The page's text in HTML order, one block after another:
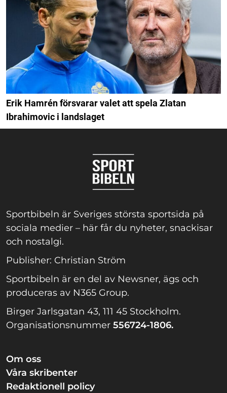
Erik Hamrén försvarar valet att spela Zlatan
Ibrahimovic i landslaget
Sportbibeln är Sveriges största sportsida på
sociala medier – här får du nyheter, snackisar
och nostalgi.
Publisher: Christian Ström
Sportbibeln är en del av Newsner, ägs och
produceras av N365 Group.
Birger Jarlsgatan 43, 111 45 Stockholm.
Organisationsnummer 556724-1806.
Om oss
Våra skribenter
Redaktionell policy